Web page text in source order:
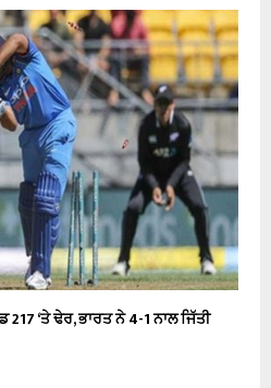
‘ਤੇ ਢੇਰ, ਭਾਰਤ ਨੇ 4-1 ਨਾਲ ਜਿੱਤੀ